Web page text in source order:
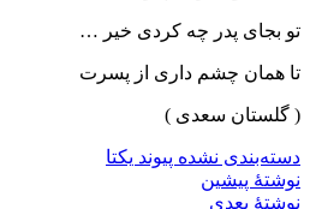
تو بجای پدر چه کردی خیر …
تا همان چشم داری از پسرت
( گلستان سعدی )
دسته‌بندی نشده پیوند یکتا
نوشتهٔ پیشین
نوشتهٔ بعدی